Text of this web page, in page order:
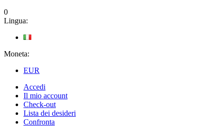
0
Lingua:
Moneta:
EUR
Accedi
Il mio account
Check-out
Lista dei desideri
Confronta